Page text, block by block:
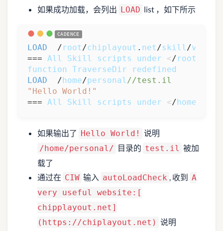
如果成功加载，会列出 LOAD list ，如下所示
LOAD
  /
root /chiplayout . net /skill /v1
=== All Skill scripts under </ root
function
TraverseDir
redefined
LOAD
  /
home/personal //test.il
"Hello World!"
=== All Skill scripts under </home
如果输出了 Hello World! 说明
/home/personal/ 目录的 test.il 被加
载了
通过在 CIW 输入 autoLoadCheck , 收到 A
very useful website:[
chipplayout.net]
(https://chiplayout.net) 说明